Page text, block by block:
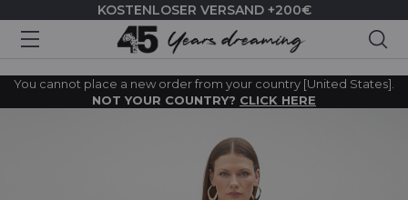
KOSTENLOSER VERSAND +200€
You cannot place a new order from your country [United States].
NOT YOUR COUNTRY? CLICK HERE